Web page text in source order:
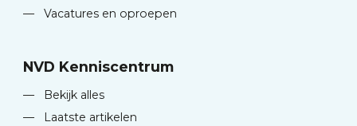
—
Vacatures en oproepen
NVD Kenniscentrum
—
Bekijk alles
—
Laatste artikelen